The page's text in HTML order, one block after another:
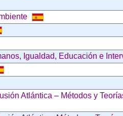
Igualdad, Educación e
Atlántica – Métodos y